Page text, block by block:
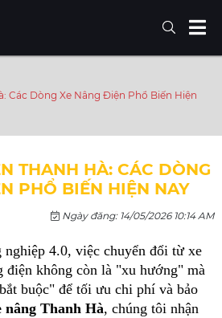
Các Dòng Xe Nâng Điện Phổ Biến Hiện
THANH HÀ: CÁC DÒNG
PHỔ BIẾN HIỆN NAY
Ngày đăng: 14/05/2026 10:14 AM
nghiệp 4.0, việc chuyển đổi từ xe
điện không còn là "xu hướng" mà
buộc" để tối ưu chi phí và bảo
nâng Thanh Hà, chúng tôi nhận